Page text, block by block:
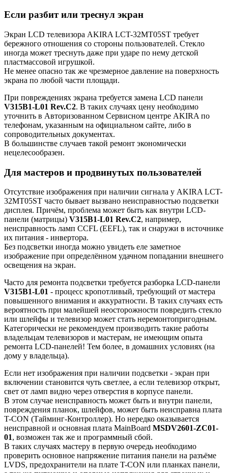
Если разбит или треснул экран
Экран LCD телевизора AKIRA LCT-32MT05ST требует
бережного отношения со стороны пользователей. Стекло
иногда может треснуть даже при ударе по нему детской
пластмассовой игрушкой.
Не менее опасно так же чрезмерное давление на поверхность
экрана по любой части площади.
При повреждениях экрана требуется замена LCD панели
V315B1-L01 Rev.C2. В таких случаях цену необходимо
уточнить в Авторизованном Сервисном центре AKIRA по
телефонам, указанным на официальном сайте, либо в
сопроводительных документах.
В большинстве случаев такой ремонт экономически
нецелесообразен.
Для мастеров и продвинутых пользователей
Отсутствие изображения при наличии сигнала у AKIRA LCT-
32MT05ST часто бывает вызвано неисправностью подсветки
дисплея. Причём, проблема может быть как внутри LCD-
панели (матрицы) V315B1-L01 Rev.C2, например,
неисправность ламп CCFL (EEFL), так и снаружи в источнике
их питания - инвертора.
Без подсветки иногда можно увидеть еле заметное
изображение при определённом удачном попадании внешнего
освещения на экран.
Часто для ремонта подсветки требуется разборка LCD-панели
V315B1-L01 - процесс кропотливый, требующий от мастера
повышенного внимания и аккуратности. В таких случаях есть
вероятность при малейшей неосторожности повредить стекло
или шлейфы и телевизор может стать неремонтопригодным.
Категорически не рекомендуем производить такие работы
владельцам телевизоров и мастерам, не имеющим опыта
ремонта LCD-панелей! Тем более, в домашних условиях (на
дому у владельца).
Если нет изображения при наличии подсветки - экран при
включении становится чуть светлее, а если телевизор открыт,
свет от ламп видно через отверстия в корпусе панели.
В этом случае неисправность может быть и внутри панели,
повреждения планок, шлейфов, может быть неисправна плата
T-CON (Тайминг-Контроллер). Но нередко оказывается
неисправной и основная плата MainBoard MSDV2601-ZC01-
01, возможен так же и программный сбой.
В таких случаях мастеру в первую очередь необходимо
проверить основное напряжение питания панели на разъёме
LVDS, предохранители на плате T-CON или планках панели,